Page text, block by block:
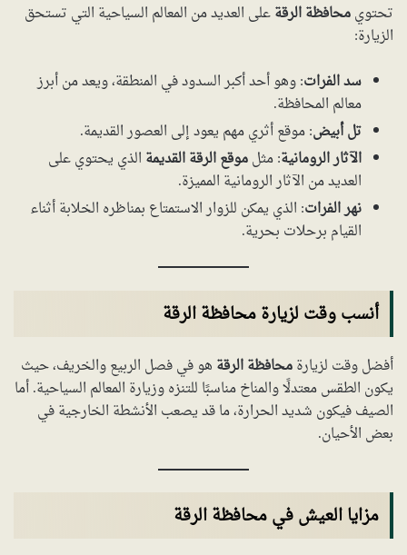
تحتويمحافظة الرقةعلى العديد من المعالم السياحية التي تستحق
الزيارة:
سد الفرات: وهو أحد أكبر السدود في المنطقة، ويعد من أبرز
معالم المحافظة.
تل أبيض: موقع أثري مهم يعود إلى العصور القديمة.
الآثار الرومانية: مثلموقع الرقة القديمة الذي يحتوي على
العديد من الآثار الرومانية المميزة.
نهر الفرات: الذي يمكن للزوار الاستمتاع بمناظره الخلابة أثناء
القيام برحلات بحرية.
أنسب وقت لزيارة محافظة الرقة
أفضل وقت لزيارةمحافظة الرقة هو في فصل الربيع والخريف، حيث
يكون الطقس معتدلًا والمناخ مناسبًا للتنزه وزيارة المعالم السياحية. أما
الصيف فيكون شديد الحرارة، ما قد يصعب الأنشطة الخارجية في
بعض الأحيان.
مزايا العيش في محافظة الرقة